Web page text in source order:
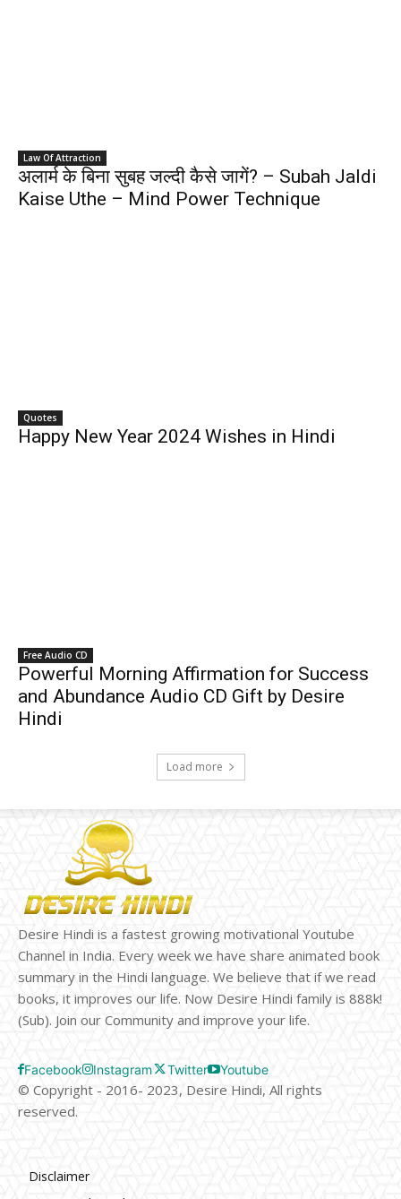
Law Of Attraction
अलार्म के बिना सुबह जल्दी कैसे जागें? – Subah Jaldi
Kaise Uthe – Mind Power Technique
Quotes
Happy New Year 2024 Wishes in Hindi
Free Audio CD
Powerful Morning Affirmation for Success
and Abundance Audio CD Gift by Desire
Hindi
Load more
Desire Hindi is a fastest growing motivational Youtube
Channel in India. Every week we have share animated book
summary in the Hindi language. We believe that if we read
books, it improves our life. Now Desire Hindi family is 888k!
(Sub). Join our Community and improve your life.
Facebook Instagram Twitter Youtube
© Copyright - 2016- 2023, Desire Hindi, All rights
reserved.
Disclaimer